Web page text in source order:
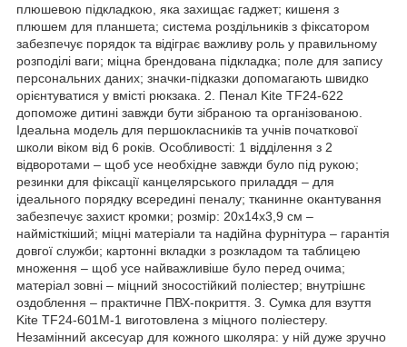
плюшевою підкладкою, яка захищає гаджет; кишеня з
плюшем для планшета; система роздільників з фіксатором
забезпечує порядок та відіграє важливу роль у правильному
розподілі ваги; міцна брендована підкладка; поле для запису
персональних даних; значки-підказки допомагають швидко
орієнтуватися у вмісті рюкзака. 2. Пенал Kite TF24-622
допоможе дитині завжди бути зібраною та організованою.
Ідеальна модель для першокласників та учнів початкової
школи віком від 6 років. Особливості: 1 відділення з 2
відворотами – щоб усе необхідне завжди було під рукою;
резинки для фіксації канцелярського приладдя – для
ідеального порядку всередині пеналу; тканинне окантування
забезпечує захист кромки; розмір: 20x14x3,9 см –
наймісткіший; міцні матеріали та надійна фурнітура – гарантія
довгої служби; картонні вкладки з розкладом та таблицею
множення – щоб усе найважливіше було перед очима;
матеріал зовні – міцний зносостійкий поліестер; внутрішнє
оздоблення – практичне ПВХ-покриття. 3. Сумка для взуття
Kite TF24-601M-1 виготовлена з міцного поліестеру.
Незамінний аксесуар для кожного школяра: у ній дуже зручно